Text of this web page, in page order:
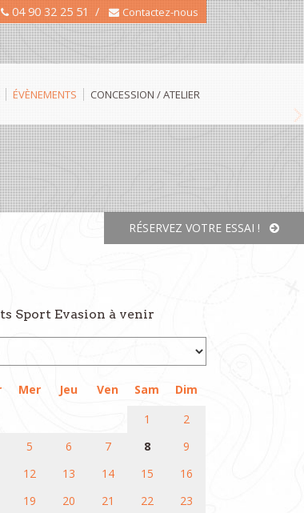
04 90 32 25 51 / Contactez-nous
ÉVÈNEMENTS CONCESSION / ATELIER
RÉSERVEZ VOTRE ESSAI !
Sport Evasion à venir
Mer Jeu Ven Sam
Dim
1
2
5 6 7 8
9
12 13 14 15
16
19 20 21 22
23